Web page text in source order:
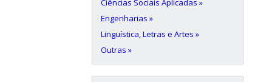
Engenharias »
Linguística, Letras e Artes »
Outras »